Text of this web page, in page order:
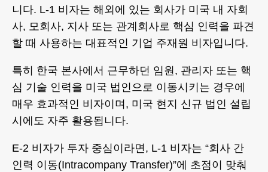
니다. L-1 비자는 해외에 있는 회사가 미국 내 자회
사, 모회사, 지사 또는 관계회사로 핵심 인력을 파견
할 때 사용하는 대표적인 기업 주재원 비자입니다.
특히 한국 본사에서 근무하던 임원, 관리자 또는 핵
심 기술 인력을 미국 법인으로 이동시키는 경우에
매우 효과적인 비자이며, 미국 현지 신규 법인 설립
시에도 자주 활용됩니다.
E-2 비자가 투자 중심이라면, L-1 비자는 “회사 간
인력 이동(Intracompany Transfer)”에 초점이 맞춰